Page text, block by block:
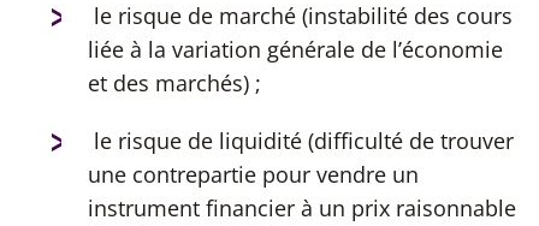
le risque de marché (instabilité des cours
liée à la variation générale de l’économie
et des marchés) ;
le risque de liquidité (difficulté de trouver
une contrepartie pour vendre un
instrument financier à un prix raisonnable